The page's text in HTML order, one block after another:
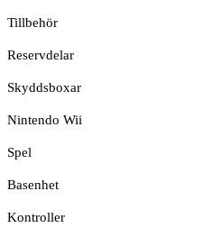
Tillbehör
Reservdelar
Skyddsboxar
Nintendo Wii
Spel
Basenhet
Kontroller